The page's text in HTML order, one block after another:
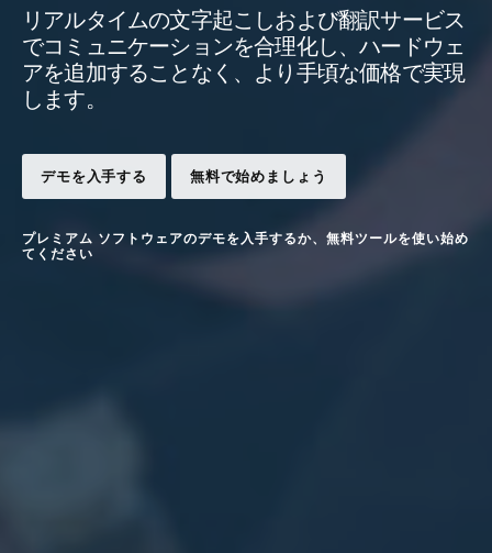
ン
ト、
カ
ン
フ
ァ
ス、
リアルタイムの文字起こしおよび翻訳サービス
でコミュニケーションを合理化し、ハードウェ
アを追加することなく、より手頃な価格で実現
します。
デモを入手する 無料で始めましょう
プレミアム ソフトウェアのデモを入手するか、無料ツールを使い始め
てください